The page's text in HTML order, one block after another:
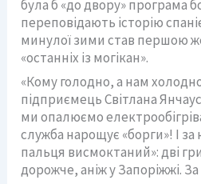
була б «до двору» програма
переповідають історію
минулої зими став першою
«останніх із могікан».
«Кому голодно, а нам
підприємець Світлана
ми опалюємо
служба нарощує «борги»! І
пальця висмоктаний»: дві
дорожче, аніж у Запоріжжі.